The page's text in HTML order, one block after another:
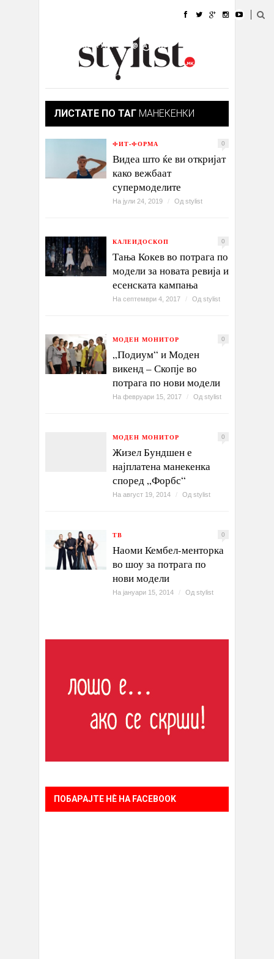
УБАВИНА
КУЛТУРА @РАБОТА
ИЗЛОГ
ЛИСТАТЕ ПО ТАГ МАНЕКЕНКИ
ФИТ-ФОРМА 0
Видеа што ќе ви откријат
како вежбаат
супермоделите
На јули 24, 2019 / Од stylist
КАЛЕИДОСКОП 0
Тања Кокев во потрага по
модели за новата ревија и
есенската кампања
На септември 4, 2017 / Од stylist
МОДЕН МОНИТОР 0
„Подиум“ и Моден
викенд – Скопје во
потрага по нови модели
На февруари 15, 2017 / Од stylist
МОДЕН МОНИТОР 0
Жизел Бундшен е
најплатена манекенка
според „Форбс“
На август 19, 2014 / Од stylist
ТВ 0
Наоми Кембел-менторка
во шоу за потрага по
нови модели
На јануари 15, 2014 / Од stylist
ПОБАРАЈТЕ НÈ НА FACEBOOK